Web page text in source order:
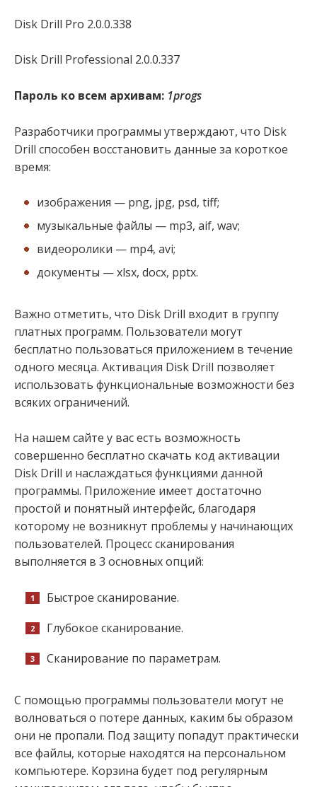
Disk Drill Pro 2.0.0.338
Disk Drill Professional 2.0.0.337
Пароль ко всем архивам: 1progs
Разработчики программы утверждают, что Disk
Drill способен восстановить данные за короткое
время:
изображения — png, jpg, psd, tiff;
музыкальные файлы — mp3, aif, wav;
видеоролики — mp4, avi;
документы — xlsx, docx, pptx.
Важно отметить, что Disk Drill входит в группу
платных программ. Пользователи могут
бесплатно пользоваться приложением в течение
одного месяца. Активация Disk Drill позволяет
использовать функциональные возможности без
всяких ограничений.
На нашем сайте у вас есть возможность
совершенно бесплатно скачать код активации
Disk Drill и наслаждаться функциями данной
программы. Приложение имеет достаточно
простой и понятный интерфейс, благодаря
которому не возникнут проблемы у начинающих
пользователей. Процесс сканирования
выполняется в 3 основных опций:
Быстрое сканирование.
Глубокое сканирование.
Сканирование по параметрам.
С помощью программы пользователи могут не
волноваться о потере данных, каким бы образом
они не пропали. Под защиту попадут практически
все файлы, которые находятся на персональном
компьютере. Корзина будет под регулярным